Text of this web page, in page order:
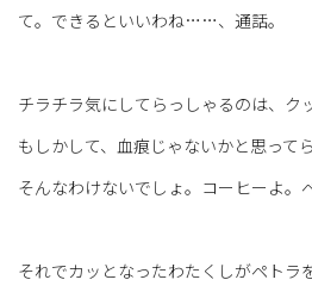
て。できるといいわね……、通話。
チラチラ気にしてらっしゃるのは、ク
もしかして、血痕じゃないかと思って
そんなわけないでしょ。コーヒーよ。
それでカッとなったわたくしがペト